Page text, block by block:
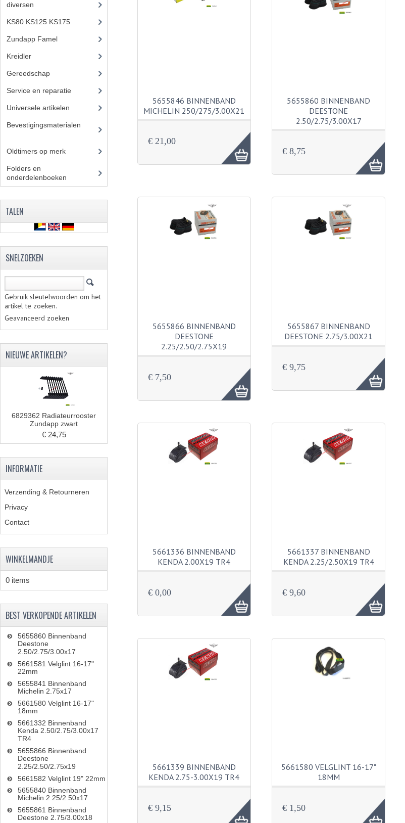
5655846 BINNENBAND
MICHELIN 250/275/3.00X21
€ 21,00
5655860 BINNENBAND
DEESTONE
2.50/2.75/3.00X17
€ 8,75
5655866 BINNENBAND
DEESTONE
2.25/2.50/2.75X19
€ 7,50
5655867 BINNENBAND
DEESTONE 2.75/3.00X21
€ 9,75
5661336 BINNENBAND
KENDA 2.00X19 TR4
€ 0,00
5661337 BINNENBAND
KENDA 2.25/2.50X19 TR4
€ 9,60
5661339 BINNENBAND
KENDA 2.75-3.00X19 TR4
€ 9,15
5661580 VELGLINT 16-17"
18MM
€ 1,50
diversen
KS80 KS125 KS175
Zundapp Famel
Kreidler
Gereedschap
Service en reparatie
Universele artikelen
Bevestigingsmaterialen
Oldtimers op merk
Folders en
onderdelenboeken
TALEN
SNELZOEKEN
Gebruik sleutelwoorden om het
artikel te zoeken.
Geavanceerd zoeken
NIEUWE ARTIKELEN?
6829362 Radiateurrooster
Zundapp zwart
€ 24,75
INFORMATIE
Verzending & Retourneren
Privacy
Contact
WINKELMANDJE
0 items
BEST VERKOPENDE ARTIKELEN
5655860 Binnenband
Deestone
2.50/2.75/3.00x17
5661581 Velglint 16-17"
22mm
5655841 Binnenband
Michelin 2.75x17
5661580 Velglint 16-17"
18mm
5661332 Binnenband
Kenda 2.50/2.75/3.00x17
TR4
5655866 Binnenband
Deestone
2.25/2.50/2.75x19
5661582 Velglint 19" 22mm
5655840 Binnenband
Michelin 2.25/2.50x17
5655861 Binnenband
Deestone 2.75/3.00x18